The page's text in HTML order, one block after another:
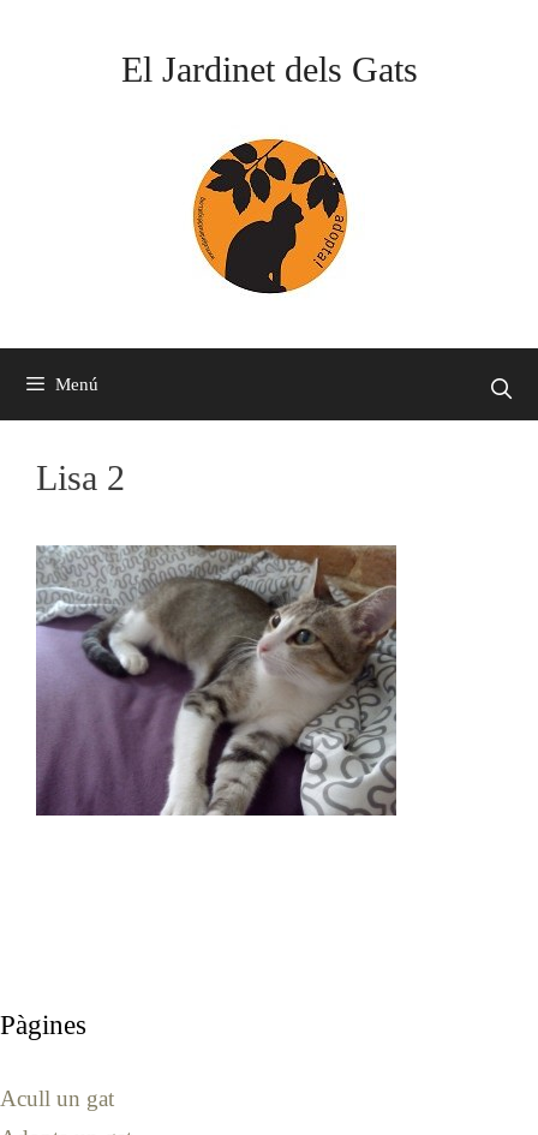
El Jardinet dels Gats
Menú
Lisa 2
Pàgines
Acull un gat